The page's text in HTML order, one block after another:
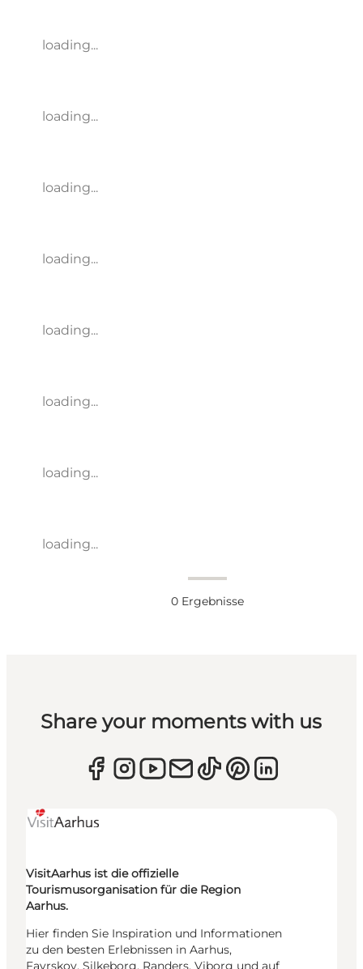
loading...
loading...
loading...
loading...
loading...
loading...
loading...
loading...
0 Ergebnisse
Share your moments with us
VisitAarhus ist die offizielle
Tourismusorganisation für die Region
Aarhus.
Hier finden Sie Inspiration und Informationen
zu den besten Erlebnissen in Aarhus,